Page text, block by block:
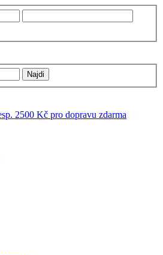
2500 Kč pro dopravu zdarma